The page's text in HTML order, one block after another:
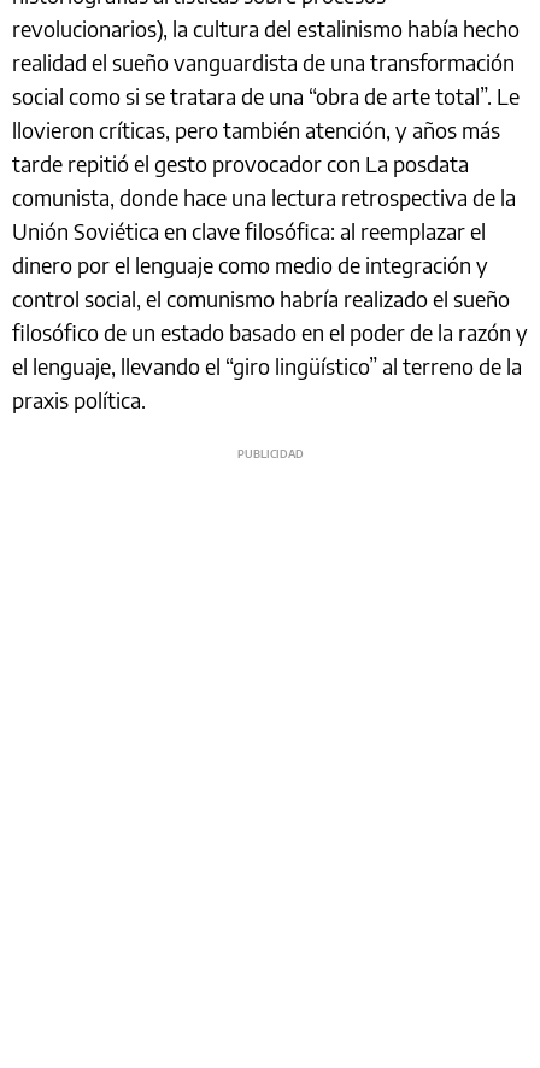
revolucionarios), la cultura del estalinismo había hecho
realidad el sueño vanguardista de una transformación
social como si se tratara de una “obra de arte total”. Le
llovieron críticas, pero también atención, y años más
tarde repitió el gesto provocador con La posdata
comunista, donde hace una lectura retrospectiva de la
Unión Soviética en clave filosófica: al reemplazar el
dinero por el lenguaje como medio de integración y
control social, el comunismo habría realizado el sueño
filosófico de un estado basado en el poder de la razón y
el lenguaje, llevando el “giro lingüístico” al terreno de la
praxis política.